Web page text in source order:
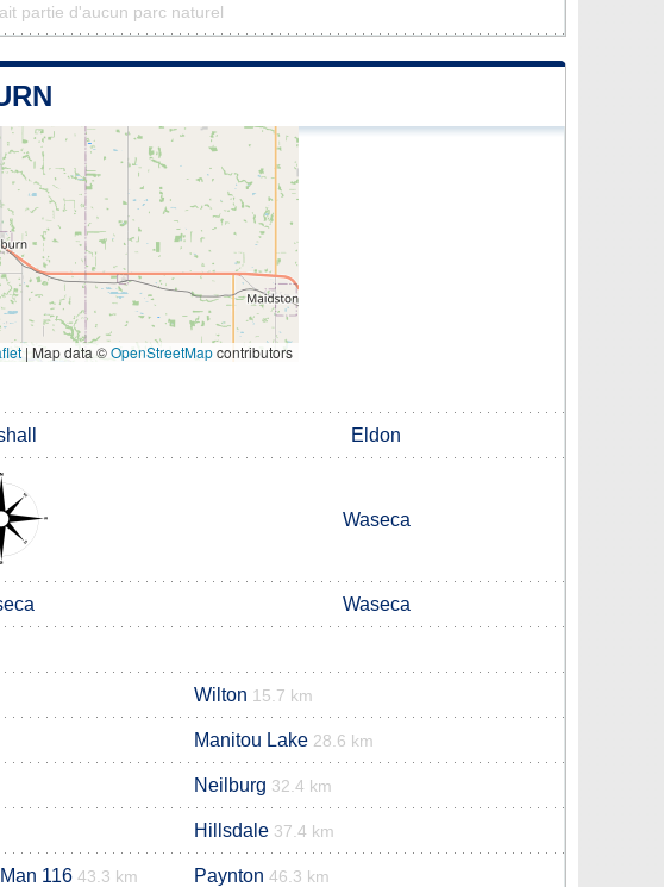
partie d'aucun parc naturel
| Map data ©OpenStreetMapcontributors
Eldon
Waseca
Waseca
Wilton 15.7 km
Manitou Lake 28.6 km
Neilburg 32.4 km
Hillsdale 37.4 km
116 43.3 km Paynton 46.3 km